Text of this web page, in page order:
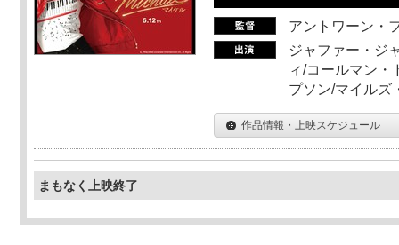
アントワーン・
ジャファー・ジ
ィ/コールマン・
プソン/マイルズ
作品情報・上映スケジュール
まもなく上映終了